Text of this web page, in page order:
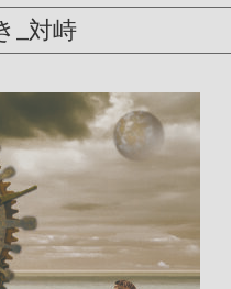
_対峙